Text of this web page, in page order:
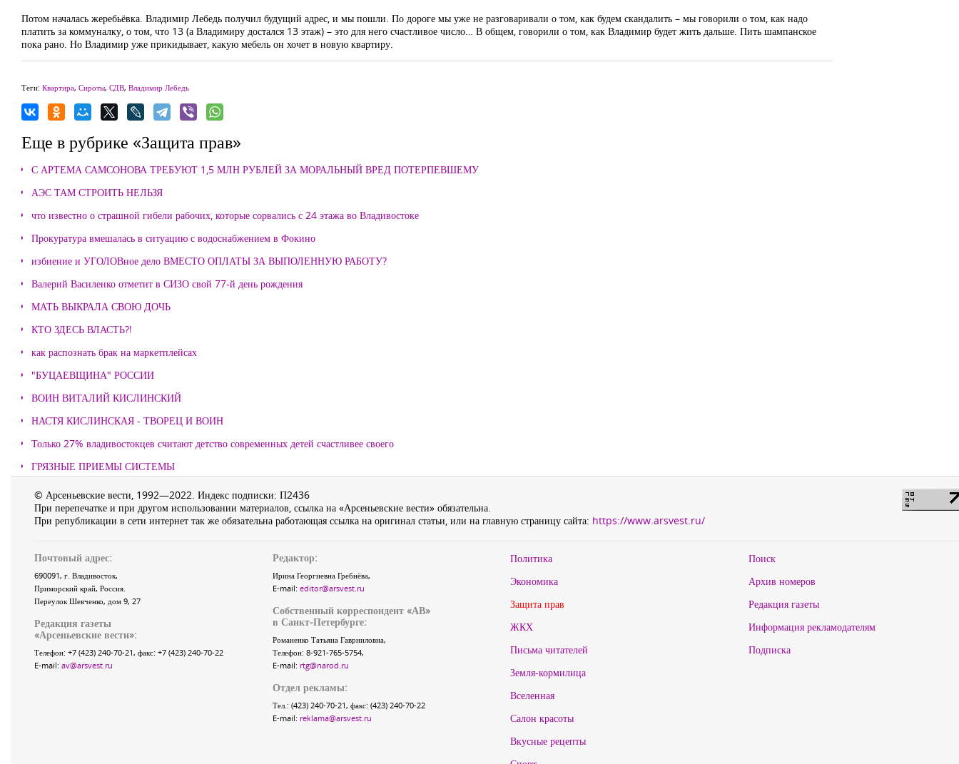
Потом началась жеребьёвка. Владимир Лебедь получил будущий адрес, и мы пошли. По дороге мы уже не разговаривали о том, как будем скандалить – мы говорили о том, как надо
платить за коммуналку, о том, что 13 (а Владимиру достался 13 этаж) – это для него счастливое число… В общем, говорили о том, как Владимир будет жить дальше. Пить шампанское
пока рано. Но Владимир уже прикидывает, какую мебель он хочет в новую квартиру.
Теги: Квартира, Сироты, СДВ, Владимир Лебедь
Еще в рубрике «Защита прав»
С АРТЕМА САМСОНОВА ТРЕБУЮТ 1,5 МЛН РУБЛЕЙ ЗА МОРАЛЬНЫЙ ВРЕД ПОТЕРПЕВШЕМУ
АЭС ТАМ СТРОИТЬ НЕЛЬЗЯ
что известно о страшной гибели рабочих, которые сорвались с 24 этажа во Владивостоке
Прокуратура вмешалась в ситуацию с водоснабжением в Фокино
избиение и УГОЛОВное дело ВМЕСТО ОПЛАТЫ ЗА ВЫПОЛЕННУЮ РАБОТУ?
Валерий Василенко отметит в СИЗО свой 77-й день рождения
МАТЬ ВЫКРАЛА СВОЮ ДОЧЬ
КТО ЗДЕСЬ ВЛАСТЬ?!
как распознать брак на маркетплейсах
"БУЦАЕВЩИНА" РОССИИ
ВОИН ВИТАЛИЙ КИСЛИНСКИЙ
НАСТЯ КИСЛИНСКАЯ - ТВОРЕЦ И ВОИН
Только 27% владивостокцев считают детство современных детей счастливее своего
ГРЯЗНЫЕ ПРИЕМЫ СИСТЕМЫ
© Арсеньевские вести, 1992—2022. Индекс подписки: П2436
При перепечатке и при другом использовании материалов, ссылка на «Арсеньевские вести» обязательна.
При републикации в сети интернет так же обязательна работающая ссылка на оригинал статьи, или на главную страницу сайта: https://www.arsvest.ru/
Почтовый адрес:
690091, г. Владивосток,
Приморский край, Россия.
Переулок Шевченко, дом 9, 27
Редакция газеты
«Арсеньевские вести»:
Телефон: +7 (423) 240-70-21, факс: +7 (423) 240-70-22
E-mail: av@arsvest.ru
Редактор:
Ирина Георгиевна Гребнёва,
E-mail: editor@arsvest.ru
Собственный корреспондент «АВ»
в Санкт-Петербурге:
Романенко Татьяна Гаврииловна,
Телефон: 8-921-765-5754,
E-mail: rtg@narod.ru
Отдел рекламы:
Тел.: (423) 240-70-21, факс: (423) 240-70-22
E-mail: reklama@arsvest.ru
Политика
Экономика
Защита прав
ЖКХ
Письма читателей
Земля-кормилица
Вселенная
Салон красоты
Вкусные рецепты
Поиск
Архив номеров
Редакция газеты
Информация рекламодателям
Подписка